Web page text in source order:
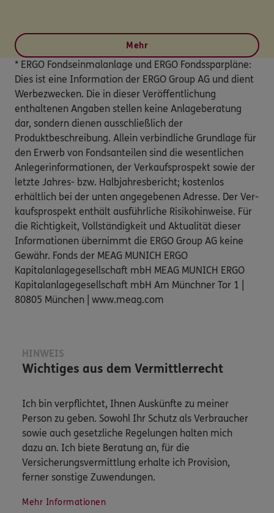
Mehr
* ERGO Fondseinmalanlage und ERGO Fondssparpläne:
Dies ist eine Information der ERGO Group AG und dient
Werbezwecken. Die in dieser Veröffentlichung
enthaltenen Angaben stellen keine Anlageberatung
dar, sondern dienen ausschließlich der
Produktbeschreibung. Allein verbindliche Grundlage für
den Erwerb von Fondsanteilen sind die wesentlichen
Anlegerinformationen, der Verkaufsprospekt sowie der
letzte Jahres- bzw. Halbjahresbericht; kostenlos
erhältlich bei der unten angegebenen Adresse. Der Ver-
kaufsprospekt enthält ausführliche Risikohinweise. Für
die Richtigkeit, Vollständigkeit und Aktualität dieser
Informationen übernimmt die ERGO Group AG keine
Gewähr. Fonds der MEAG MUNICH ERGO
Kapitalanlagegesellschaft mbH MEAG MUNICH ERGO
Kapitalanlagegesellschaft mbH Am Münchner Tor 1 |
80805 München | www.meag.com
HINWEIS
Wichtiges aus dem Vermittlerrecht
Ich bin verpflichtet, Ihnen Auskünfte zu meiner
Person zu geben. Sowohl Ihr Schutz als Verbraucher
sowie auch gesetzliche Regelungen halten mich
dazu an. Ich biete Beratung an, für die
Versicherungsvermittlung erhalte ich Provision,
ferner sonstige Zuwendungen.
Mehr Informationen